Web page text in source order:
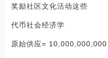
奖励社区文化活动这些
代币社会经济学
原始供应= 10,000,000,000